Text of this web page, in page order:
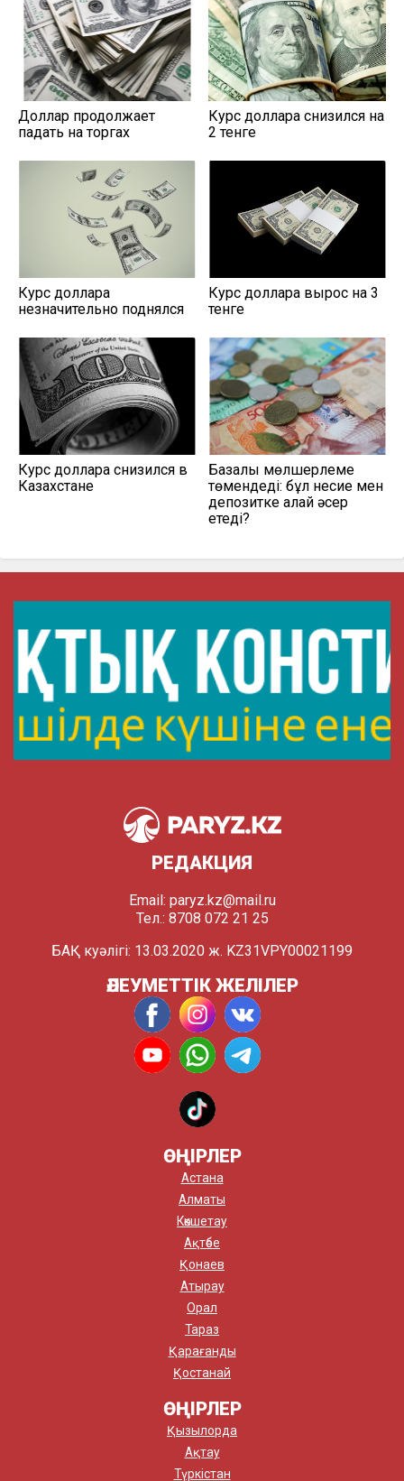
Доллар продолжает
падать на торгах
Курс доллара снизился на
2 тенге
Курс доллара
незначительно поднялся
Курс доллара вырос на 3
тенге
Курс доллара снизился в
Казахстане
Базалық мөлшерлеме
төмендеді: бұл несие мен
депозитке қалай әсер
етеді?
РЕДАКЦИЯ
Email: paryz.kz@mail.ru
Тел.: 8708 072 21 25
БАҚ куәлігі: 13.03.2020 ж. KZ31VPY00021199
ӘЛЕУМЕТТІК ЖЕЛІЛЕР
ӨҢІРЛЕР
Астана
Алматы
Көкшетау
Ақтөбе
Қонаев
Атырау
Орал
Тараз
Қарағанды
Қостанай
ӨҢІРЛЕР
Қызылорда
Ақтау
Түркістан